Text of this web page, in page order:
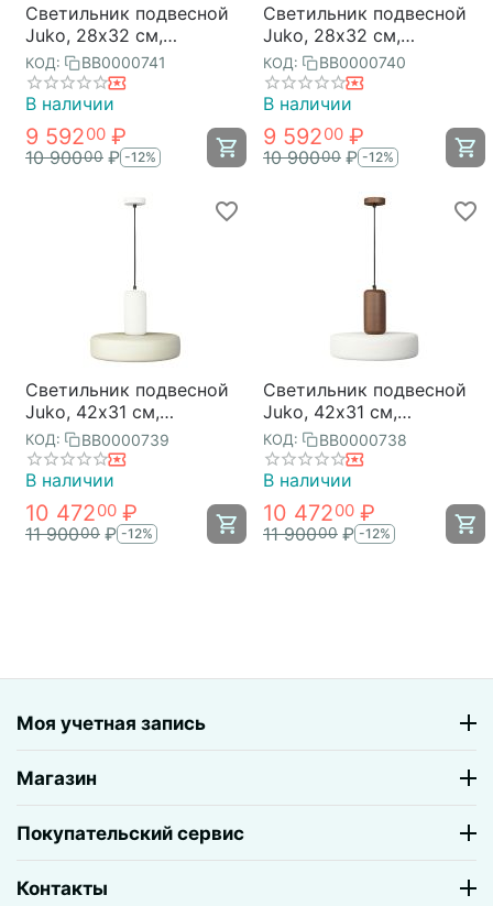
Светильник подвесной
Juko, 28х32 см,
бежевый, Bergenson
Bjorn
КОД: BB0000741
В наличии
9 59200 ₽
10 90000 ₽ -12%
Светильник подвесной
Juko, 28х32 см,
коричневый/молочный,
Bergenson Bjorn
КОД: BB0000740
В наличии
9 59200 ₽
10 90000 ₽ -12%
Светильник подвесной
Juko, 42х31 см,
бежевый, Bergenson
Bjorn
КОД: BB0000739
В наличии
10 47200 ₽
11 90000 ₽ -12%
Светильник подвесной
Juko, 42х31 см,
коричневый/молочный,
Bergenson Bjorn
КОД: BB0000738
В наличии
10 47200 ₽
11 90000 ₽ -12%
Моя учетная запись
Магазин
Покупательский сервис
Контакты